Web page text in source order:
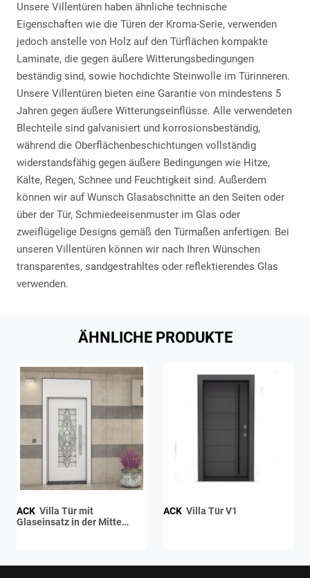
Unsere Villentüren haben ähnliche technische
Eigenschaften wie die Türen der Kroma-Serie, verwenden
jedoch anstelle von Holz auf den Türflächen kompakte
Laminate, die gegen äußere Witterungsbedingungen
beständig sind, sowie hochdichte Steinwolle im Türinneren.
Unsere Villentüren bieten eine Garantie von mindestens 5
Jahren gegen äußere Witterungseinflüsse. Alle verwendeten
Blechteile sind galvanisiert und korrosionsbeständig,
während die Oberflächenbeschichtungen vollständig
widerstandsfähig gegen äußere Bedingungen wie Hitze,
Kälte, Regen, Schnee und Feuchtigkeit sind. Außerdem
können wir auf Wunsch Glasabschnitte an den Seiten oder
über der Tür, Schmiedeeisenmuster im Glas oder
zweiflügelige Designs gemäß den Türmaßen anfertigen. Bei
unseren Villentüren können wir nach Ihren Wünschen
transparentes, sandgestrahltes oder reflektierendes Glas
verwenden.
ÄHNLICHE PRODUKTE
ACK
Glaseinsatz in der Mitte
ACK Villa Tür V1